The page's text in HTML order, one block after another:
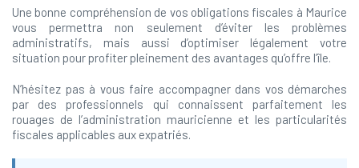
Une bonne compréhension de vos obligations fiscales à Maurice
vous permettra non seulement d’éviter les problèmes
administratifs, mais aussi d’optimiser légalement votre
situation pour profiter pleinement des avantages qu’offre l’île.
N’hésitez pas à vous faire accompagner dans vos démarches
par des professionnels qui connaissent parfaitement les
rouages de l’administration mauricienne et les particularités
fiscales applicables aux expatriés.